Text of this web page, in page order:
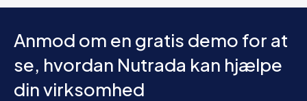
Anmod om en gratis demo for at
se, hvordan Nutrada kan hjælpe
din virksomhed